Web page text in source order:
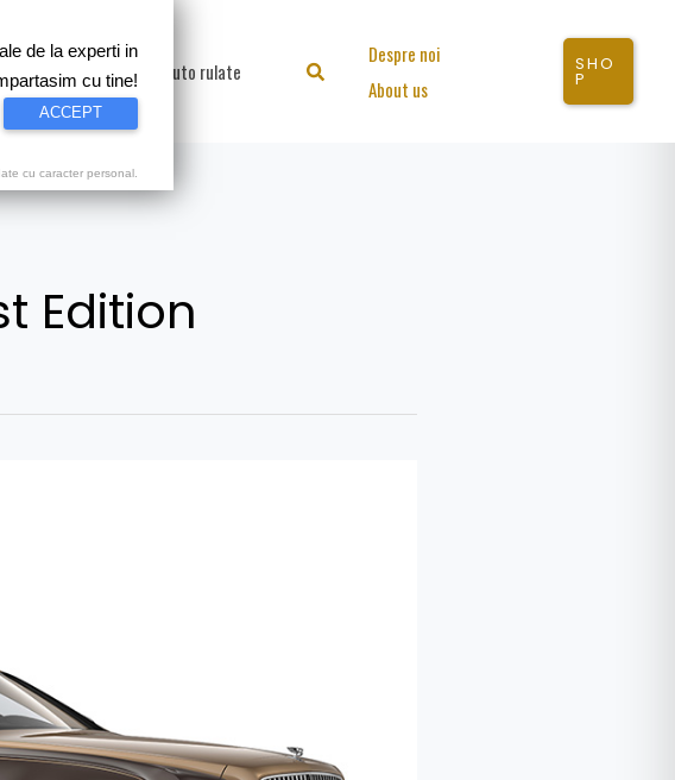
Video Auto rulate Search
Despre noi
About us
SHO
P
Edition
de la experti in
cu tine!
ACCEPT
cu caracter personal.